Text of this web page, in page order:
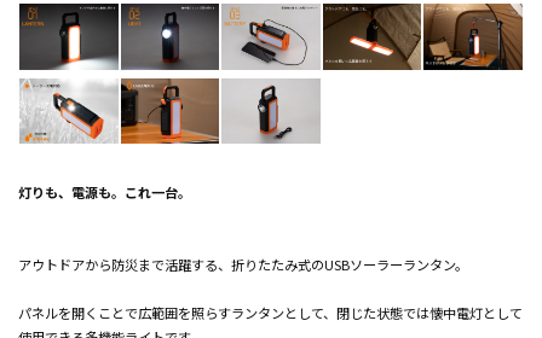
灯りも、電源も。これ一台。
アウトドアから防災まで活躍する、折りたたみ式のUSBソーラーランタン。
パネルを開くことで広範囲を照らすランタンとして、閉じた状態では懐中電灯として